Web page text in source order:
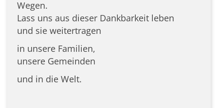
Wegen.
Lass uns aus dieser Dankbarkeit leben
und sie weitertragen
in unsere Familien,
unsere Gemeinden
und in die Welt.